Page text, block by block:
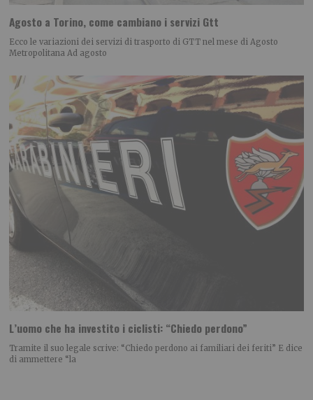
Agosto a Torino, come cambiano i servizi Gtt
Ecco le variazioni dei servizi di trasporto di GTT nel mese di Agosto
Metropolitana Ad agosto
L’uomo che ha investito i ciclisti: “Chiedo perdono”
Tramite il suo legale scrive: “Chiedo perdono ai familiari dei feriti” E dice
di ammettere “la